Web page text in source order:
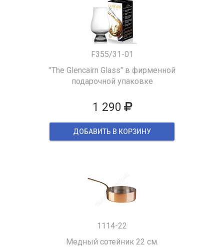
F355/31-01
"The Glencairn Glass" в фирменной
подарочной упаковке
1 290
ДОБАВИТЬ В КОРЗИНУ
1114-22
Медный сотейник 22 см.